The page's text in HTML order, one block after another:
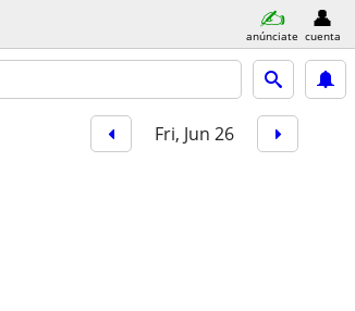
anúnciate cuenta
Fri, Jun 26